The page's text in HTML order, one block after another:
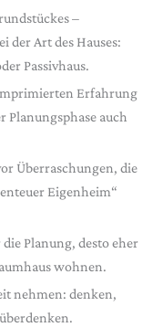
–
der Art des Hauses:
Passivhaus.
Erfahrung
Planungsphase auch
Überraschungen, die
Eigenheim“
Planung, desto eher
wohnen.
nehmen: denken,